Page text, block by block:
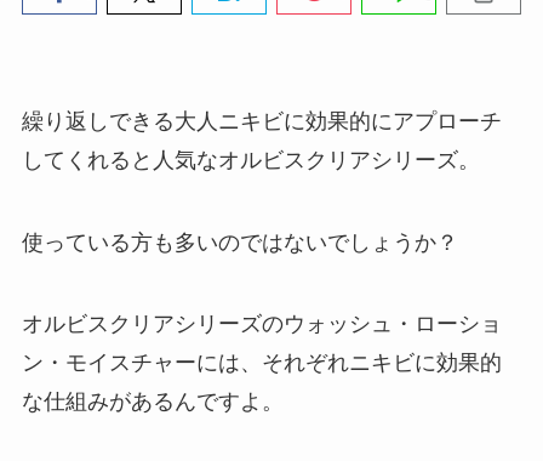
繰り返しできる大人ニキビに効果的にアプローチ
してくれると人気なオルビスクリアシリーズ。
使っている方も多いのではないでしょうか？
オルビスクリアシリーズのウォッシュ・ローショ
ン・モイスチャーには、それぞれニキビに効果的
な仕組みがあるんですよ。